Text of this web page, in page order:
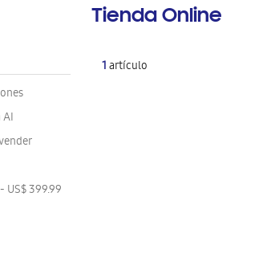
Tienda Online
1artículo
US$ 399.99